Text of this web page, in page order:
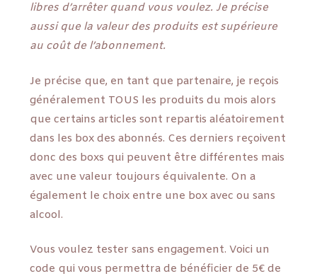
libres d’arrêter quand vous voulez. Je précise
aussi que la valeur des produits est supérieure
au coût de l’abonnement.
Je précise que, en tant que partenaire, je reçois
généralement TOUS les produits du mois alors
que certains articles sont repartis aléatoirement
dans les box des abonnés. Ces derniers reçoivent
donc des boxs qui peuvent être différentes mais
avec une valeur toujours équivalente. On a
également le choix entre une box avec ou sans
alcool.
Vous voulez tester sans engagement. Voici un
code qui vous permettra de bénéficier de 5€ de